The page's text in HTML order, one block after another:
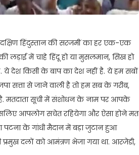
दक्षिण हिंदुस्तान की सरजमीं का हर एक-एक
लड़ाई में चाहे हिंदू हो या मुसलमान, सिख हो
ये देश किसी के बाप का देश नहीं है. ये हम सबों
सत्ता से जाने वाली है तो हम सब के गरीब,
मतदाता सूची में संशोधन के नाम पर आपके
आपलोग सचेत रहियेगा और ऐसा होने मत
के गांधी मैदान में बड़ा जुटान हुआ
दलों को आमंत्रण भेजा गया था. आरजेडी,